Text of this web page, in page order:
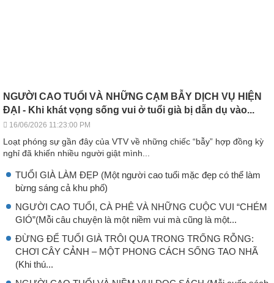
NGƯỜI CAO TUỔI VÀ NHỮNG CẠM BẪY DỊCH VỤ HIỆN
ĐẠI - Khi khát vọng sống vui ở tuổi già bị dẫn dụ vào...
16/06/2026 11:23:00 PM
Loạt phóng sự gần đây của VTV về những chiếc “bẫy” hợp đồng kỳ
nghỉ đã khiến nhiều người giật mình...
TUỔI GIÀ LÀM ĐẸP (Một người cao tuổi mặc đẹp có thể làm
bừng sáng cả khu phố)
NGƯỜI CAO TUỔI, CÀ PHÊ VÀ NHỮNG CUỘC VUI “CHÉM
GIÓ”(Mỗi câu chuyện là một niềm vui mà cũng là một...
ĐỪNG ĐỂ TUỔI GIÀ TRÔI QUA TRONG TRỐNG RỖNG:
CHƠI CÂY CẢNH – MỘT PHONG CÁCH SỐNG TAO NHÃ
(Khi thú...